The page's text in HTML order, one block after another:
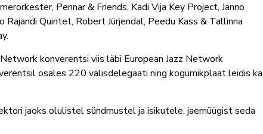
Pennar & Friends, Kadi Vija Key Project, Janno
Quintet, Robert Jürjendal, Peedu Kass & Tallinna
konverentsi viis läbi European Jazz Network
osales 220 välisdelegaati ning kogumikplaat leidis ka
jaoks olulistel sündmustel ja isikutele, jaemüügist seda